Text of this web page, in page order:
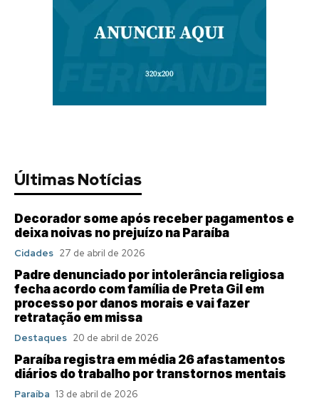
Últimas Notícias
Decorador some após receber pagamentos e
deixa noivas no prejuízo na Paraíba
Cidades 27 de abril de 2026
Padre denunciado por intolerância religiosa
fecha acordo com família de Preta Gil em
processo por danos morais e vai fazer
retratação em missa
Destaques 20 de abril de 2026
Paraíba registra em média 26 afastamentos
diários do trabalho por transtornos mentais
Paraíba 13 de abril de 2026